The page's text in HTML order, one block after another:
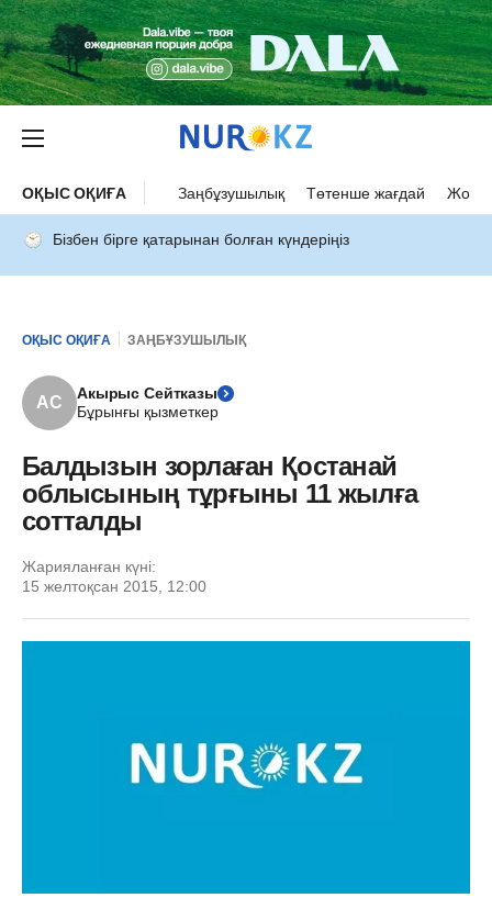
ОҚЫС ОҚИҒА Заңбұзушылық Төтенше жағдай Жол
Бізбен бірге қатарынан болған күндеріңіз
ОҚЫС ОҚИҒА ЗАҢБҰЗУШЫЛЫҚ
АС
Акырыс Сейтказы
Бұрынғы қызметкер
Балдызын зорлаған Қостанай
облысының тұрғыны 11 жылға
сотталды
Жарияланған күні:
15 желтоқсан 2015, 12:00